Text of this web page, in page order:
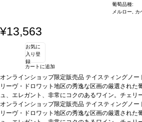
葡萄品種:
メルロー, カ
¥13,563
お気に
入り登
録
カートに追加
オンラインショップ限定販売品 テイスティングノー
リーヴ・ドロワット地区の秀逸な区画の厳選された
ュ、エレガント、非常にコクのあるワイン。チェリ
しいアロマが漂う。平均樹齢40年以上から成る葡萄
メルローと12%カベルネ・フランをブレンドして出
オンラインショップ限定販売品 テイスティングノー
リーヴ・ドロワット地区の秀逸な区画の厳選された